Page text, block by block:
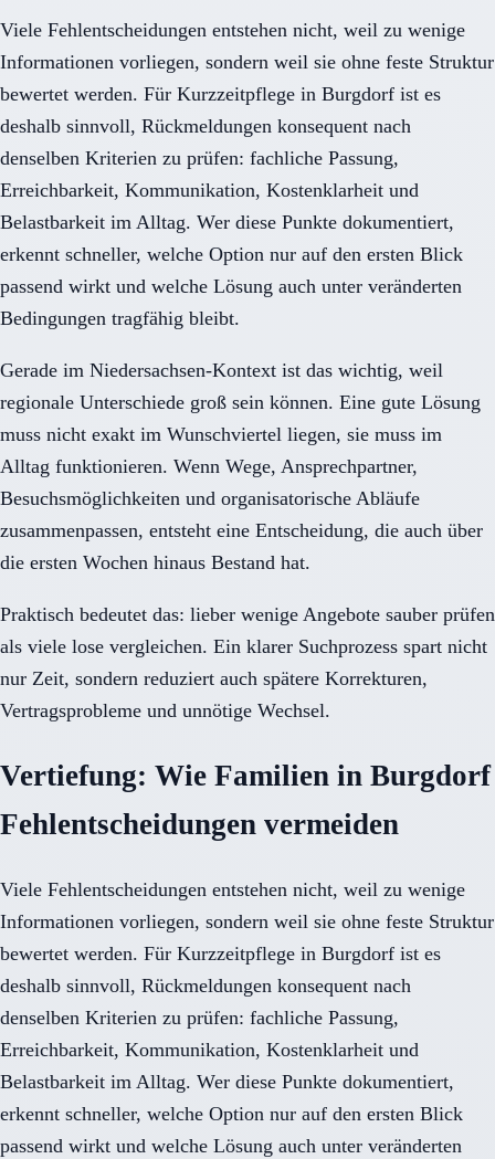
Viele Fehlentscheidungen entstehen nicht, weil zu wenige
Informationen vorliegen, sondern weil sie ohne feste Struktur
bewertet werden. Für Kurzzeitpflege in Burgdorf ist es
deshalb sinnvoll, Rückmeldungen konsequent nach
denselben Kriterien zu prüfen: fachliche Passung,
Erreichbarkeit, Kommunikation, Kostenklarheit und
Belastbarkeit im Alltag. Wer diese Punkte dokumentiert,
erkennt schneller, welche Option nur auf den ersten Blick
passend wirkt und welche Lösung auch unter veränderten
Bedingungen tragfähig bleibt.
Gerade im Niedersachsen-Kontext ist das wichtig, weil
regionale Unterschiede groß sein können. Eine gute Lösung
muss nicht exakt im Wunschviertel liegen, sie muss im
Alltag funktionieren. Wenn Wege, Ansprechpartner,
Besuchsmöglichkeiten und organisatorische Abläufe
zusammenpassen, entsteht eine Entscheidung, die auch über
die ersten Wochen hinaus Bestand hat.
Praktisch bedeutet das: lieber wenige Angebote sauber prüfen
als viele lose vergleichen. Ein klarer Suchprozess spart nicht
nur Zeit, sondern reduziert auch spätere Korrekturen,
Vertragsprobleme und unnötige Wechsel.
Vertiefung: Wie Familien in Burgdorf
Fehlentscheidungen vermeiden
Viele Fehlentscheidungen entstehen nicht, weil zu wenige
Informationen vorliegen, sondern weil sie ohne feste Struktur
bewertet werden. Für Kurzzeitpflege in Burgdorf ist es
deshalb sinnvoll, Rückmeldungen konsequent nach
denselben Kriterien zu prüfen: fachliche Passung,
Erreichbarkeit, Kommunikation, Kostenklarheit und
Belastbarkeit im Alltag. Wer diese Punkte dokumentiert,
erkennt schneller, welche Option nur auf den ersten Blick
passend wirkt und welche Lösung auch unter veränderten